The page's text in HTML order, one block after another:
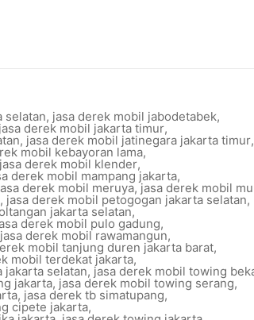
selatan, jasa derek mobil jabodetabek,
jasa derek mobil jakarta timur,
, jasa derek mobil jatinegara jakarta timur,
mobil kebayoran lama,
jasa derek mobil klender,
derek mobil mampang jakarta,
derek mobil meruya,jasa derek mobil
, jasa derek mobil petogogan jakarta selatan,
jakarta selatan,
derek mobil pulo gadung,
jasa derek mobil rawamangun,
mobil tanjung duren jakarta barat,
mobil terdekat jakarta,
jakarta selatan, jasa derek mobil towing
jakarta, jasa derek mobil towing serang,
, jasa derek tb simatupang,
cipete jakarta,